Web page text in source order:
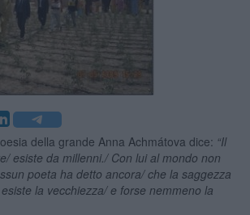
della grande Anna Achmátova dice: “Il
esiste da millenni./ Con lui al mondo non
poeta ha detto ancora/ che la saggezza
la vecchiezza/ e forse nemmeno la